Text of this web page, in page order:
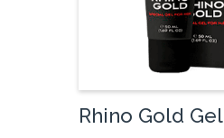
Rhino Gold Gel